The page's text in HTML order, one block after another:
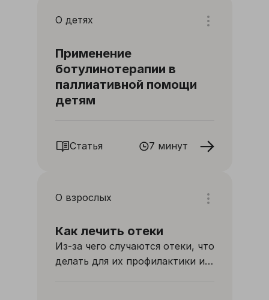
О детях
Применение
ботулинотерапии в
паллиативной помощи
детям
Статья 7 минут
О взрослых
Как лечить отеки
Из-за чего случаются отеки, что
делать для их профилактики и